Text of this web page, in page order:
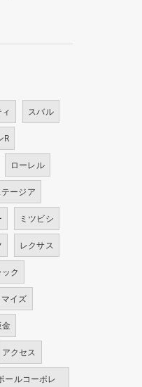
スバル
R
ローレル
テージア
ミツビシ
レクサス
ク
イズ
金
アクセス
ールコーポレ